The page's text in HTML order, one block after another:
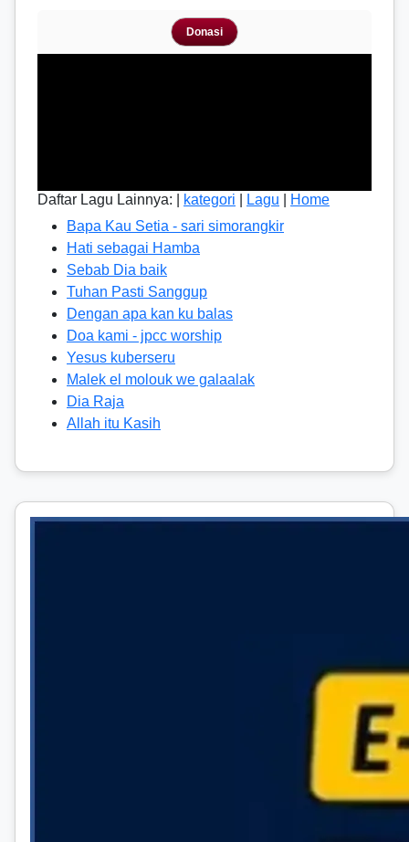
Donasi
Daftar Lagu Lainnya: | kategori Lagu
Home
Bapa Kau Setia - sari simorangkir
Hati sebagai Hamba
Sebab Dia baik
Tuhan Pasti Sanggup
Dengan apa kan ku balas
Doa kami - jpcc worship
Yesus kuberseru
Malek el molouk we galaalak
Dia Raja
Allah itu Kasih